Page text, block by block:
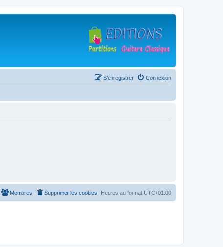
Connexion
S’enregistrer
Heures au format UTC+01:00
Supprimer les cookies
Membres